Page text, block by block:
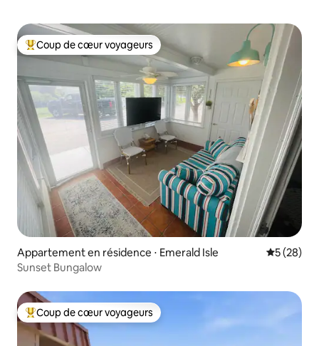
Coups de cœur voyageurs les plus appréciés
Coup de cœur voyageurs
Appartement en résidence ⋅ Emerald Isle
5 (28)
Sunset Bungalow
Coups de cœur voyageurs les plus appréciés
Coup de cœur voyageurs